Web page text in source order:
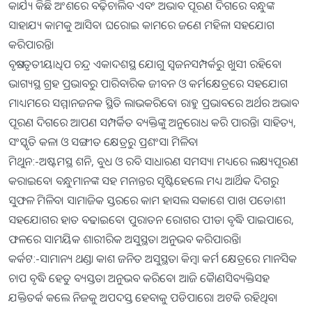
କାର୍ଯ୍ୟ କିଛି ଅଂଶରେ ବଢ଼ିଚାଲିବ ଏବଂ ଅଭାବ ପୂରଣ ଦିଗରେ ବନ୍ଧୁଙ୍କ
ସାହାଯ୍ୟ କାମକୁ ଆସିବ। ଘରୋଇ କାମରେ ଜଣେ ମହିଳା ସହଯୋଗ
କରିପାରନ୍ତି।
ବୃଷ:-ତୃତୀୟାଧିପ ଚନ୍ଦ୍ର ଏକାଦଶସ୍ଥ ଯୋଗୁ ସ୍ବଜନସମ୍ପର୍କରୁ ଖୁସୀ ରହିବେ।
ଭାଗ୍ୟସ୍ଥ ଗ୍ରହ ପ୍ରଭାବରୁ ପାରିବାରିକ ଜୀବନ ଓ କର୍ମକ୍ଷେତ୍ରରେ ସହଯୋଗ
ମାଧ୍ୟମରେ ସମ୍ମାନଜନକ ସ୍ଥିତି ଲାଭକରିବେ। ରାହୁ ପ୍ରଭାବରେ ଅର୍ଥର ଅଭାବ
ପୂରଣ ଦିଗରେ ଆପଣ ସମ୍ପର୍କିତ ବ୍ୟକ୍ତିଙ୍କୁ ଅନୁରୋଧ କରି ପାରନ୍ତି। ସାହିତ୍ୟ,
ସଂସ୍କୃତି କଳା ଓ ସଙ୍ଗୀତ କ୍ଷେତ୍ରରୁ ପ୍ରଶଂସା ମିଳିବ।
ମିଥୁନ:-ଅଷ୍ଟମସ୍ଥ ଶନି, ବୁଧ ଓ ରବି ସାଧାରଣ ସମସ୍ୟା ମଧ୍ୟରେ ଲକ୍ଷ୍ୟପୂରଣ
କରାଇବେ। ବନ୍ଧୁମାନଙ୍କ ସହ ମନାନ୍ତର ସୃଷ୍ଟିହେଲେ ମଧ୍ୟ ଆର୍ଥିକ ଦିଗରୁ
ସୁଫଳ ମିଳିବ। ସାମାଜିକ ସ୍ତରରେ କାମ ହାସଲ ସକାଶେ ପାଖ ପଡୋଶୀ
ସହଯୋଗର ହାତ ବଢାଇବେ। ପୁରାତନ ରୋଗର ପୀଡା ବୃଦ୍ଧି ପାଇପାରେ,
ଫଳରେ ସାମୟିକ ଶାରୀରିକ ଅସୁସ୍ଥତା ଅନୁଭବ କରିପାରନ୍ତି।
କର୍କଟ:-ସାମାନ୍ୟ ଥଣ୍ଡା କାଶ ଜନିତ ଅସୁସ୍ଥତା କିମ୍ବା କର୍ମ କ୍ଷେତ୍ରରେ ମାନସିକ
ଚାପ ବୃଦ୍ଧି ହେତୁ ବ୍ୟସ୍ତତା ଅନୁଭବ କରିବେ। ଆଜି କୈାଣସିବ୍ୟକ୍ତିସହ
ଯକ୍ତିତର୍କ କଲେ ନିଜକୁ ଅପଦସ୍ତ ହେବାକୁ ପଡିପାରେ। ଅଟକି ରହିଥିବା